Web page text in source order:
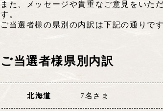
また、メッセージや貴重なご意見をいた
す。
ご当選者様の県別の内訳は下記の通りです
ご当選者様県別内訳
北海道 7名さま